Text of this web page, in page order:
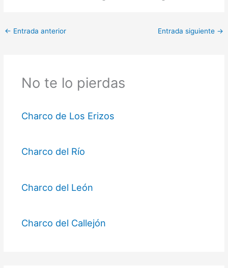
← Entrada anterior Entrada siguiente →
No te lo pierdas
Charco de Los Erizos
Charco del Río
Charco del León
Charco del Callejón